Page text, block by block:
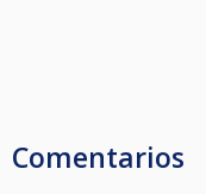
Comentarios